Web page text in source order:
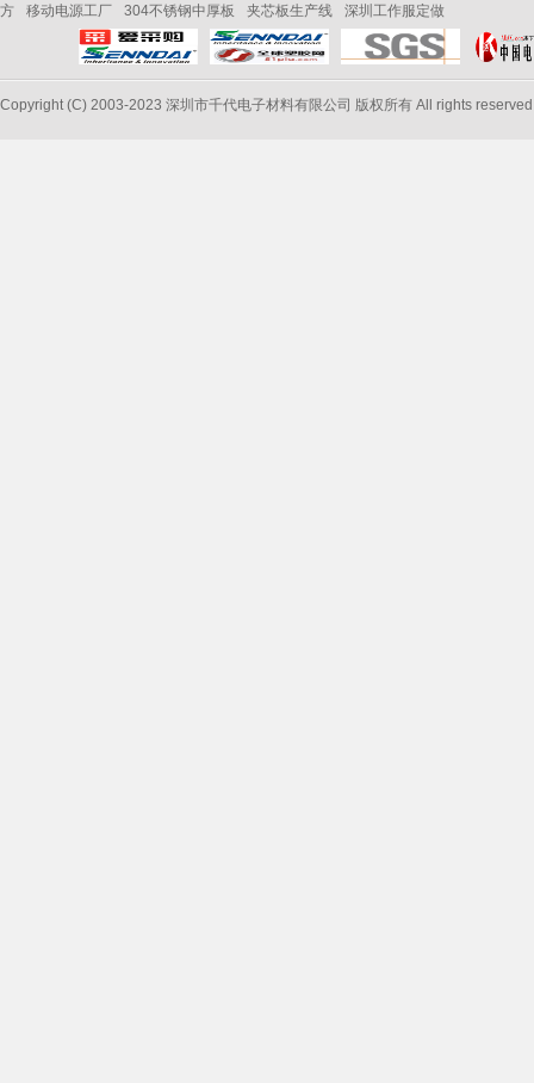
方 移动电源工厂 304不锈钢中厚板 夹芯板生产线 深圳工作服定做
Copyright (C) 2003-2023 深圳市千代电子材料有限公司 版权所有 All rights